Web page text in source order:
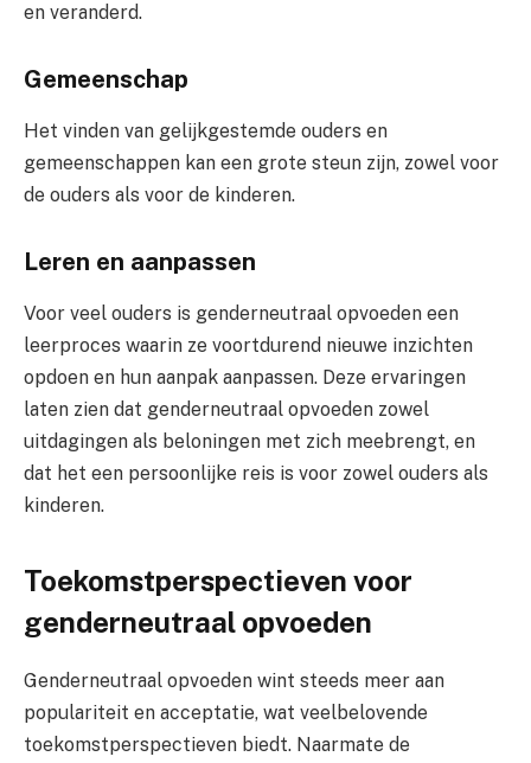
en veranderd.
Gemeenschap
Het vinden van gelijkgestemde ouders en
gemeenschappen kan een grote steun zijn, zowel voor
de ouders als voor de kinderen.
Leren en aanpassen
Voor veel ouders is genderneutraal opvoeden een
leerproces waarin ze voortdurend nieuwe inzichten
opdoen en hun aanpak aanpassen. Deze ervaringen
laten zien dat genderneutraal opvoeden zowel
uitdagingen als beloningen met zich meebrengt, en
dat het een persoonlijke reis is voor zowel ouders als
kinderen.
Toekomstperspectieven voor
genderneutraal opvoeden
Genderneutraal opvoeden wint steeds meer aan
populariteit en acceptatie, wat veelbelovende
toekomstperspectieven biedt. Naarmate de